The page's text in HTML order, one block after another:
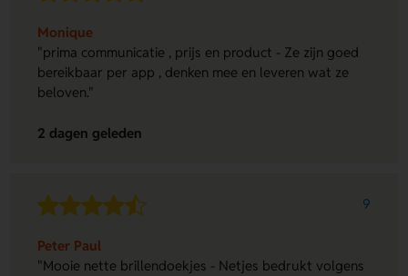
Monique
"prima communicatie , prijs en product - Ze zijn goed
bereikbaar per app , denken mee en leveren wat ze
beloven."
2 dagen geleden
9
Peter Paul
"Mooie nette brillendoekjes - Netjes bedrukt volgens